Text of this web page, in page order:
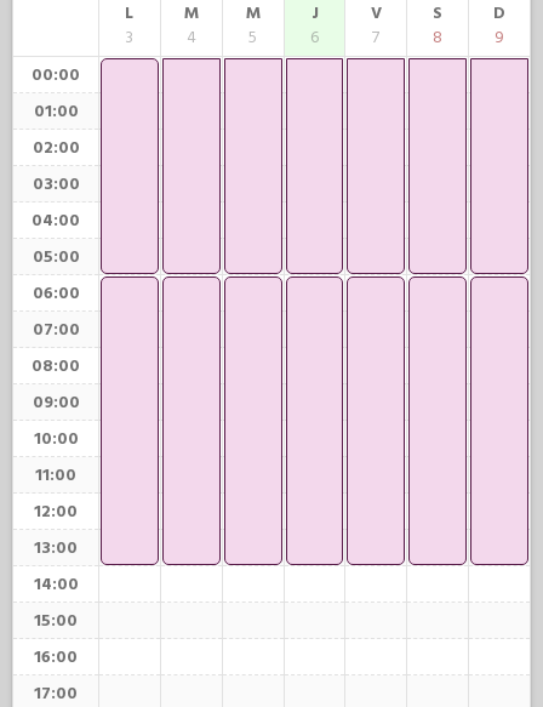
L
3
M
4
M
5
J
6
V
7
S
8
D
9
00:00
01:00
02:00
03:00
04:00
05:00
06:00
07:00
08:00
09:00
10:00
11:00
12:00
13:00
14:00
15:00
16:00
17:00